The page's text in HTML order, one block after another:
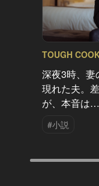
TOUGH
深夜3時、妻
現れた夫。
が、本音は…
#小説